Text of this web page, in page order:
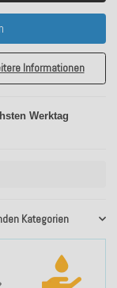
Kategorien
Informationen
Werktag